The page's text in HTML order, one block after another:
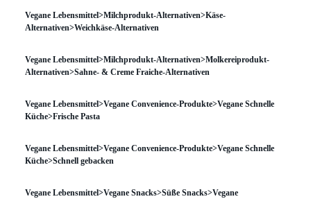
Vegane Lebensmittel>Milchprodukt-Alternativen>Käse-
Alternativen>Weichkäse-Alternativen
Vegane Lebensmittel>Milchprodukt-Alternativen>Molkereiprodukt-
Alternativen>Sahne- & Creme Fraiche-Alternativen
Vegane Lebensmittel>Vegane Convenience-Produkte>Vegane Schnelle
Küche>Frische Pasta
Vegane Lebensmittel>Vegane Convenience-Produkte>Vegane Schnelle
Küche>Schnell gebacken
Vegane Lebensmittel>Vegane Snacks>Süße Snacks>Vegane